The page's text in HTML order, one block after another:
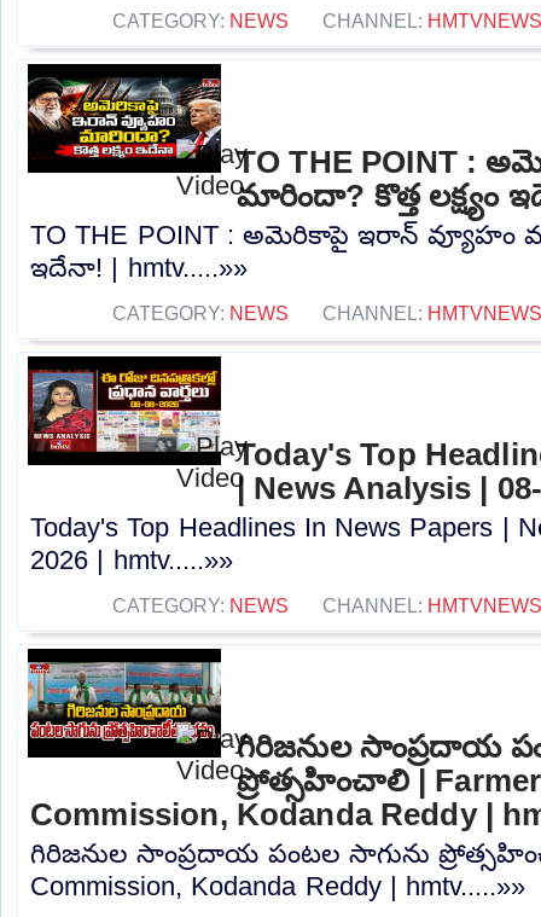
CATEGORY: NEWS CHANNEL: HMTVNEWS
TO THE POINT :
మారిందా? కొత్త లక్ష్యం
TO THE POINT : అమెరికాపై ఇరాన్ వ్యూహం
ఇదేనా! | hmtv.....»»
CATEGORY: NEWS CHANNEL: HMTVNEWS
Today's Top
| News Analysis |
Today's Top Headlines In News Papers |
2026 | hmtv.....»»
CATEGORY: NEWS CHANNEL: HMTVNEWS
గిరిజనుల సాంప్రదాయ
ప్రోత్సహించాలి |
Commission, Kodanda Reddy |
గిరిజనుల సాంప్రదాయ పంటల సాగును
Commission, Kodanda Reddy | hmtv.....»»